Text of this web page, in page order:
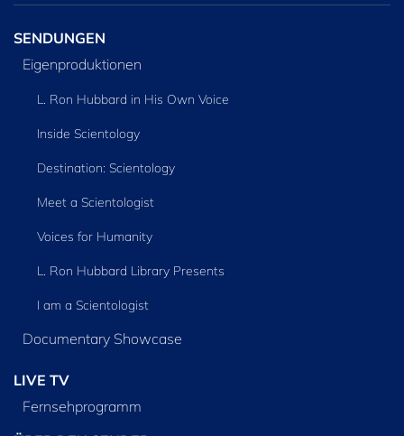
SENDUNGEN
Eigenproduktionen
L. Ron Hubbard in His Own Voice
Inside Scientology
Destination: Scientology
Meet a Scientologist
Voices for Humanity
L. Ron Hubbard Library Presents
I am a Scientologist
Documentary Showcase
LIVE TV
Fernsehprogramm